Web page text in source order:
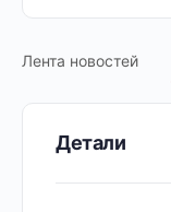
Лента новостей
Детали